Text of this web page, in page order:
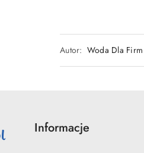
Autor: Woda Dla Firm
Informacje